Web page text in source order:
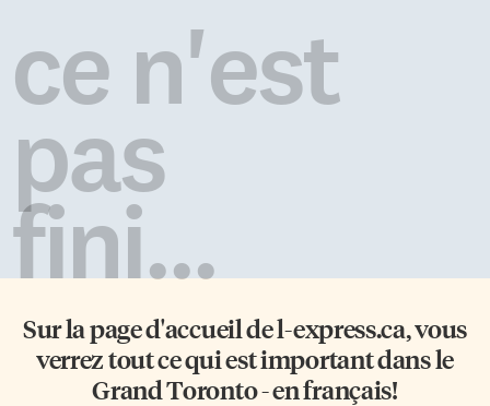
français, combinant danse,
théâtre et musique. Depuis
plusieurs années, la compagnie
Toronto Masque Theatre,
Machiavel n’aura certainement
pas vécu en vain et affirmer que
le marché n’est pas
ce n'est
pas
fini...
Sur la page d'accueil del-express.ca, vous
verrez tout ce qui est important dans le
Grand Toronto - en français!